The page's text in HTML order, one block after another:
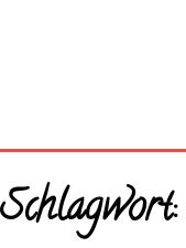
Startseite
Neue Bilder
Schlagwort: